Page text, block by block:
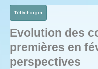
Télécharger
Evolution des
premières en
perspectives